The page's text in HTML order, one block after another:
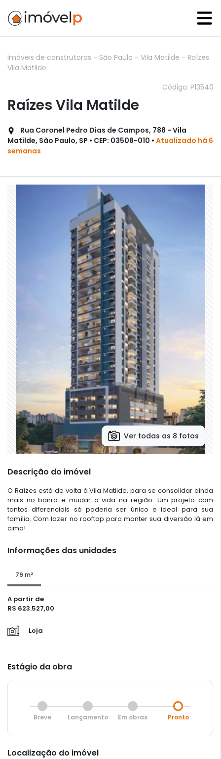
Imóveis de construtoras - São Paulo - Vila Matilde - Raízes
Vila Matilde
Código: P13540
Raízes Vila Matilde
Rua Coronel Pedro Dias de Campos, 788 - Vila
Matilde, São Paulo, SP • CEP: 03508-010 • Atualizado há 6
semanas
Ver todas as 8 fotos
Descrição do imóvel
O Raízes está de volta à Vila Matilde, para se consolidar ainda
mais no bairro e mudar a vida na região. Um projeto com
tantos diferenciais só poderia ser único e ideal para sua
família. Com lazer no rooftop para manter sua diversão lá em
cima!
Informações das unidades
79 m²
A partir de
R$ 623.527,00
Loja
Estágio da obra
Breve Lançamento Em obras Pronto
Localização do imóvel